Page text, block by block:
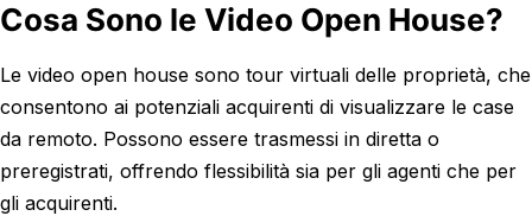
Cosa Sono le Video Open House?
Le video open house sono tour virtuali delle proprietà, che
consentono ai potenziali acquirenti di visualizzare le case
da remoto. Possono essere trasmessi in diretta o
preregistrati, offrendo flessibilità sia per gli agenti che per
gli acquirenti.